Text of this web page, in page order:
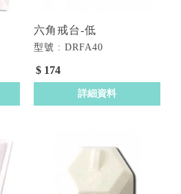
六角戒台-低
型號 : DRFA40
$ 174
詳細資料